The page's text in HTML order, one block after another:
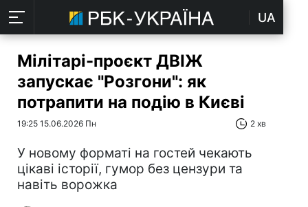
UA
Мілітарі-проєкт ДВІЖ
запускає "Розгони": як
потрапити на подію в Києві
19:25 15.06.2026 Пн 2 хв
У новому форматі на гостей чекають
цікаві історії, гумор без цензури та
навіть ворожка